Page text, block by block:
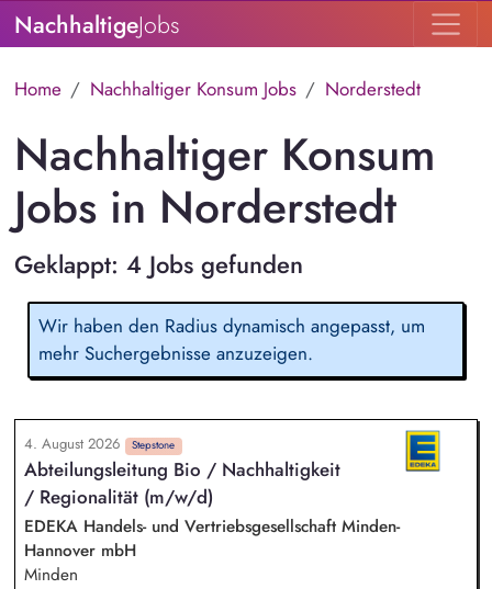
NachhaltigeJobs
Home Nachhaltiger Konsum Jobs Norderstedt
Nachhaltiger Konsum
Jobs in Norderstedt
Geklappt: 4 Jobs gefunden
Wir haben den Radius dynamisch angepasst, um
mehr Suchergebnisse anzuzeigen.
4. August 2026 Stepstone
Abteilungsleitung Bio / Nachhaltigkeit
/ Regionalität (m/w/d)
EDEKA Handels- und Vertriebsgesellschaft Minden-
Hannover mbH
Minden